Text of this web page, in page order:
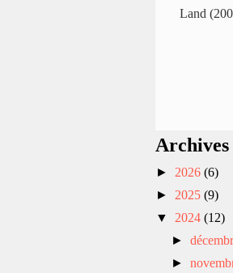
Land
► 2026 (6)
► 2025 (9)
▼ 2024 (12)
►
►